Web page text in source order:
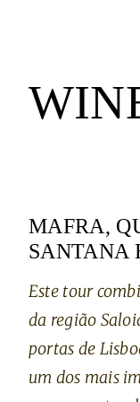
MAFRA,
SANTANA
Este tour
da região
portas de
um dos mais